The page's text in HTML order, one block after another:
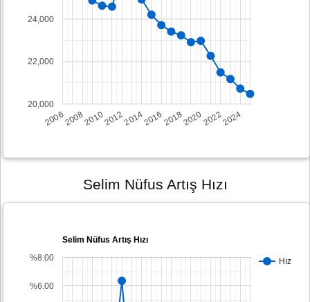
2006200820102012201420162018202020222024
20,000
22,000
24,000
Selim Nüfus Artış Hızı
Selim Nüfus Artış Hızı
Hız
%6.00
%8.00